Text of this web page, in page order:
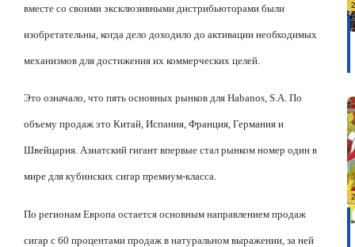
вместе со своими эксклюзивными дистрибьюторами были
изобретательны, когда дело доходило до активации необходимых
механизмов для достижения их коммерческих целей.
Это означало, что пять основных рынков для Habanos, S.A. По
объему продаж это Китай, Испания, Франция, Германия и
Швейцария. Азиатский гигант впервые стал рынком номер один в
мире для кубинских сигар премиум-класса.
По регионам Европа остается основным направлением продаж
сигар с 60 процентами продаж в натуральном выражении, за ней